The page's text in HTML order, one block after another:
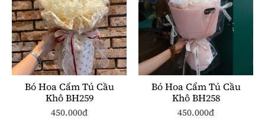
Bó Hoa Cẩm Tú Cầu
Khô BH259
450.000đ
Bó Hoa Cẩm Tú Cầu
Khô BH258
450.000đ